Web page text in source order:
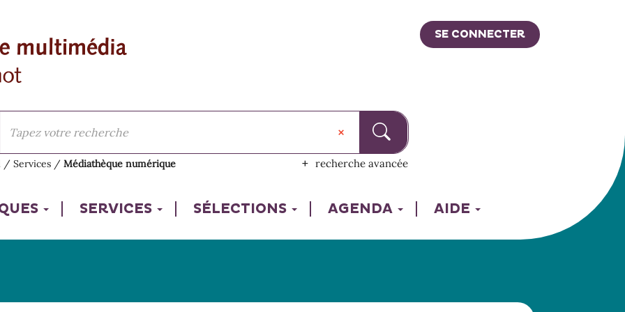
SE CONNECTER
recherche avancée
/Services /Médiathèque numérique
SERVICES SÉLECTIONS AGENDA AIDE